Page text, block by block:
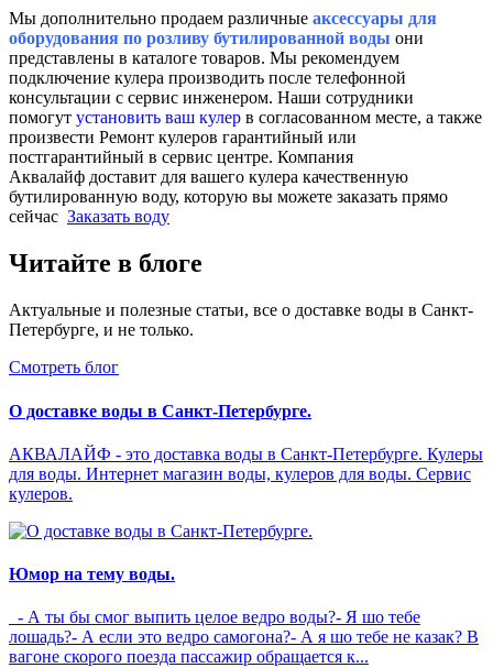
Мы дополнительно продаем различные аксессуары для
оборудования по розливу бутилированной воды они
представлены в каталоге товаров. Мы рекомендуем
подключение кулера производить после телефонной
консультации с сервис инженером. Наши сотрудники
помогут установить ваш кулер в согласованном месте, а также
произвести Ремонт кулеров гарантийный или
постгарантийный в сервис центре. Компания
Аквалайф доставит для вашего кулера качественную
бутилированную воду, которую вы можете заказать прямо
сейчас Заказать воду
Читайте в блоге
Актуальные и полезные статьи, все о доставке воды в Санкт-
Петербурге, и не только.
Смотреть блог
О доставке воды в Санкт-Петербурге.
АКВАЛАЙФ - это доставка воды в Санкт-Петербурге. Кулеры
для воды. Интернет магазин воды, кулеров для воды. Сервис
кулеров.
Юмор на тему воды.
- А ты бы смог выпить целое ведро воды?- Я шо тебе
лошадь?- А если это ведро самогона?- А я шо тебе не казак? В
вагоне скорого поезда пассажир обращается к...